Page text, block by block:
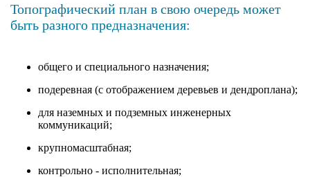
Топографический план в свою очередь может
быть разного предназначения:
общего и специального назначения;
подеревная (с отображением деревьев и дендроплана);
для наземных и подземных инженерных
коммуникаций;
крупномасштабная;
контрольно - исполнительная;